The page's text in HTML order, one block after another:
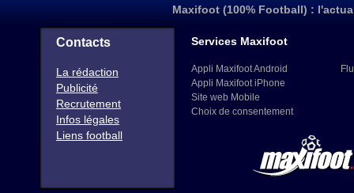
Maxifoot (100% Football) :
Contacts
La rédaction
Publicité
Recrutement
Infos légales
Liens football
Services Maxifoot
Appli Maxifoot Android
Appli Maxifoot iPhone
Site web Mobile
Choix de consentement